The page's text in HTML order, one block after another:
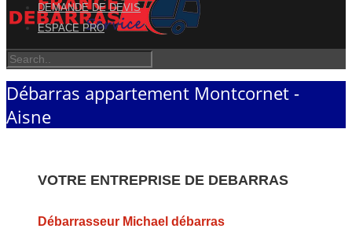
DEMANDE DE DEVIS
ESPACE PRO
Débarras appartement Montcornet -
Aisne
VOTRE ENTREPRISE DE DEBARRAS
Débarrasseur Michael débarras